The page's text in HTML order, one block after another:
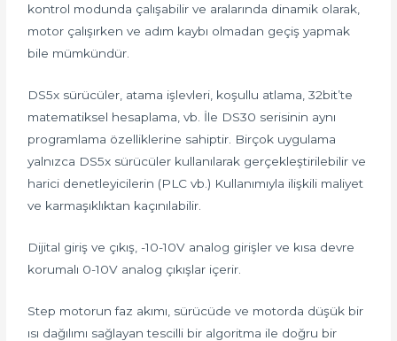
kontrol modunda çalışabilir ve aralarında dinamik olarak,
motor çalışırken ve adım kaybı olmadan geçiş yapmak
bile mümkündür.
DS5x sürücüler, atama işlevleri, koşullu atlama, 32bit’te
matematiksel hesaplama, vb. İle DS30 serisinin aynı
programlama özelliklerine sahiptir. Birçok uygulama
yalnızca DS5x sürücüler kullanılarak gerçekleştirilebilir ve
harici denetleyicilerin (PLC vb.) Kullanımıyla ilişkili maliyet
ve karmaşıklıktan kaçınılabilir.
Dijital giriş ve çıkış, -10-10V analog girişler ve kısa devre
korumalı 0-10V analog çıkışlar içerir.
Step motorun faz akımı, sürücüde ve motorda düşük bir
ısı dağılımı sağlayan tescilli bir algoritma ile doğru bir